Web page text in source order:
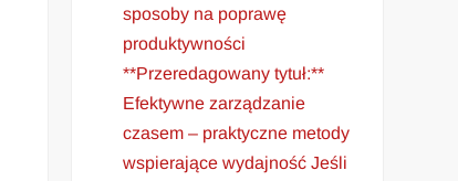
sposoby na poprawę
produktywności
**Przeredagowany tytuł:**
Efektywne zarządzanie
czasem – praktyczne metody
wspierające wydajność Jeśli